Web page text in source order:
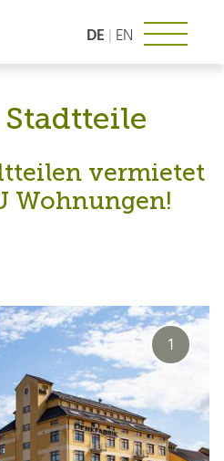
DE | EN
vermietet
Wohnungen!
1